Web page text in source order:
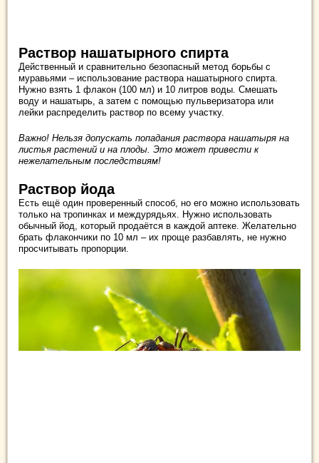
Раствор нашатырного спирта
Действенный и сравнительно безопасный метод борьбы с
муравьями – использование раствора нашатырного спирта.
Нужно взять 1 флакон (100 мл) и 10 литров воды. Смешать
воду и нашатырь, а затем с помощью пульверизатора или
лейки распределить раствор по всему участку.
Важно! Нельзя допускать попадания раствора нашатыря на
листья растений и на плоды. Это может привести к
нежелательным последствиям!
Раствор йода
Есть ещё один проверенный способ, но его можно использовать
только на тропинках и междурядьях. Нужно использовать
обычный йод, который продаётся в каждой аптеке. Желательно
брать флакончики по 10 мл – их проще разбавлять, не нужно
просчитывать пропорции.